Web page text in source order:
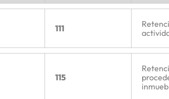
111
115